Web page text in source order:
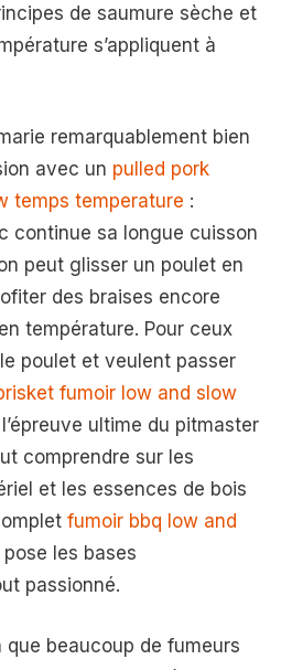
de saumure sèche et
s’appliquent à
remarquablement bien
avec un pulled pork
temps temperature :
continue sa longue cuisson
peut glisser un poulet en
des braises encore
température. Pour ceux
poulet et veulent passer
fumoir low and slow
ultime du pitmaster
comprendre sur les
et les essences de bois
fumoir bbq low and
pose les bases
passionné.
que beaucoup de fumeurs